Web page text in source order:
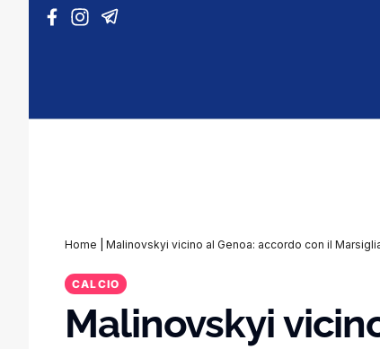
Vai al contenuto
Home Malinovskyi vicino al Genoa: accordo con il
CALCIO
Malinovskyi